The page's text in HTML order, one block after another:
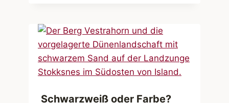
Schwarzweiß oder Farbe?